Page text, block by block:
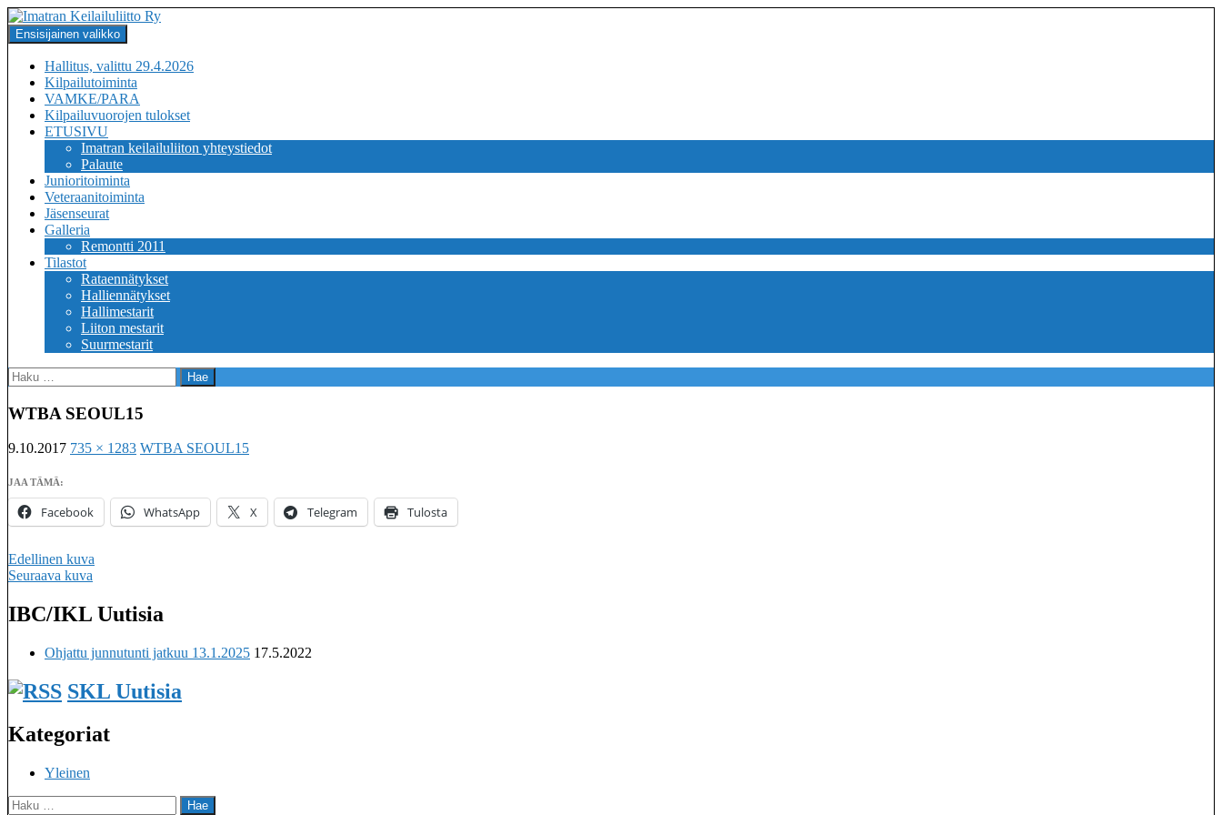
Siirry
sisältöön
Imatran Keilailuliitto Ry
Haku
Ensisijainen valikko
Hallitus, valittu 29.4.2026
Kilpailutoiminta
VAMKE/PARA
Kilpailuvuorojen tulokset
ETUSIVU
Imatran keilailuliiton yhteystiedot
Palaute
Junioritoiminta
Veteraanitoiminta
Jäsenseurat
Galleria
Remontti 2011
Tilastot
Rataennätykset
Halliennätykset
Hallimestarit
Liiton mestarit
Suurmestarit
Haku:
WTBA SEOUL15
9.10.2017 735 × 1283 WTBA SEOUL15
JAA TÄMÄ:
Facebook WhatsApp X Telegram Tulosta
Edellinen kuva
Seuraava kuva
IBC/IKL Uutisia
Ohjattu junnutunti jatkuu 13.1.2025 17.5.2022
SKL Uutisia
Kategoriat
Yleinen
Haku: